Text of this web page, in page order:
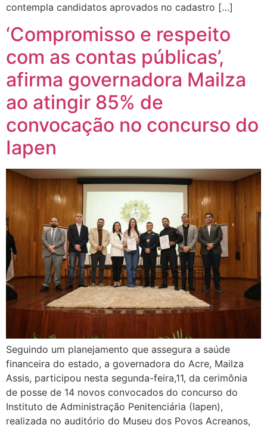
contempla candidatos aprovados no cadastro […]
‘Compromisso e respeito
com as contas públicas’,
afirma governadora Mailza
ao atingir 85% de
convocação no concurso do
Iapen
Seguindo um planejamento que assegura a saúde
financeira do estado, a governadora do Acre, Mailza
Assis, participou nesta segunda-feira,11, da cerimônia
de posse de 14 novos convocados do concurso do
Instituto de Administração Penitenciária (Iapen),
realizada no auditório do Museu dos Povos Acreanos,